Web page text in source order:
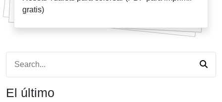
gratis)
El último